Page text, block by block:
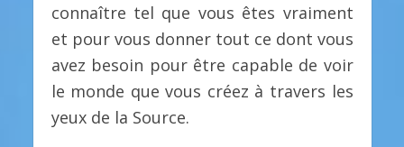
connaître tel que vous êtes vraiment
et pour vous donner tout ce dont vous
avez besoin pour être capable de voir
le monde que vous créez à travers les
yeux de la Source.